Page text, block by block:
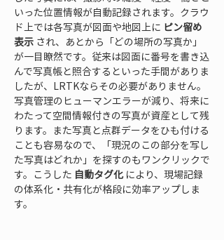
いった位置情報が自動記録されます。クラウ
ド上では各写真が図面や地図上に ピン留め
表示 され、あとから「どの場所の写真か」
が一目瞭然です。従来は図面に番号を書き込
んで写真帳と照合するといった手間がありま
したが、LRTKならその必要がありません。
写真管理のヒューマンエラーが減り、将来に
わたって空間情報付きの写真が資産として残
ります。また写真と点群データをひも付ける
ことも容易なので、「現況のこの部分を写し
た写真はどれか」を探すのもワンクリックで
す。こうした 自動タグ化 により、現場記録
の体系化・共有化が格段に効率アップしま
す。